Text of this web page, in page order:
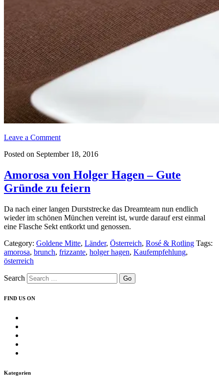
Leave a Comment
Posted on September 18, 2016
Amorosa von Holger Hagen – Gute
Gründe zu feiern
Da nach einer langen Durststrecke das Dreamteam nun endlich
wieder im schönen München vereint ist, wurde darauf erst einmal
eine Flasche Sekt entkorkt und genossen.
Category: Goldene Mitte, Länder, Österreich, Rosé & Rotling Tags:
amorosa, brunch, frizzante, holger hagen, Kaufempfehlung,
österreich
Search
FIND US ON
anzeigen
Instagram
auf
UCHEzoa4kYDNenjlP_C_gKIg
Kategorien